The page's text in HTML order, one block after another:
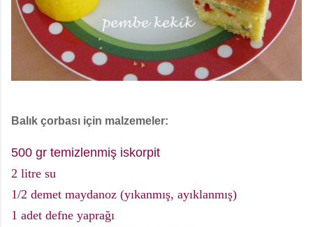
Balık çorbası için malzemeler:
500 gr temizlenmiş iskorpit
2 litre su
1/2 demet maydanoz (yıkanmış, ayıklanmış)
1 adet defne yaprağı